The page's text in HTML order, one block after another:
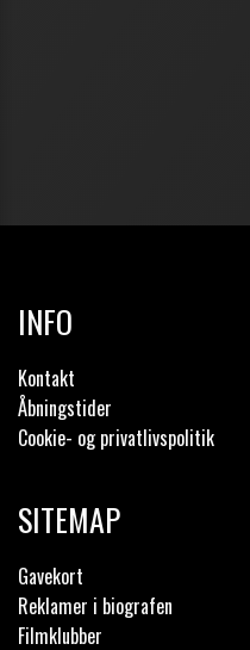
INFO
Kontakt
Åbningstider
Cookie- og privatlivspolitik
SITEMAP
Gavekort
Reklamer i biografen
Filmklubber